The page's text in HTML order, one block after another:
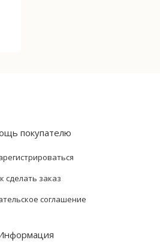
покупателю
сделать заказ
соглашение